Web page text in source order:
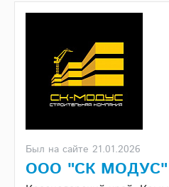
Был на сайте 21.01.2026
ООО "СК МОДУС"